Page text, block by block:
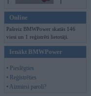
Online
Pašreiz BMWPower skatās 146
viesi un 1 reģistrēti lietotāji.
Ienākt BMWPower
• Pieslēgties
• Reģistrēties
• Aizmirsi paroli?